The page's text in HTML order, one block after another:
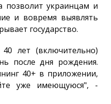
позволит украинцам и
и вовремя выявлять
государство.
лет (включительно)
после дня рождения.
40+ в приложении,
уже имеющуюся", -